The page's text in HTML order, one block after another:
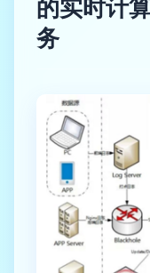
的实时计
务